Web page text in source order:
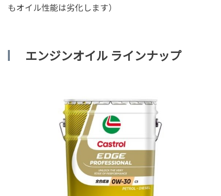
もオイル性能は劣化します）
エンジンオイル ラインナップ